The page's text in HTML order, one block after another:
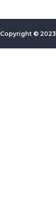
Copyright © 2023